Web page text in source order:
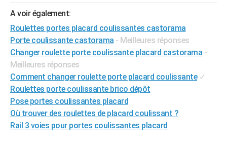
Destinations
City break
Voyage nature
Voyage de noces
Forum
Climat
+PHOTO
GUIDES D'ACHAT
BONS PLANS
CARTE DE VOEUX
Carte de Noël
Carte Bonne année
Carte Saint-Valentin
Carte Pâques
Carte d'anniversaire
DICTIONNAIRE
Dictionnaire
Biographies
Citations
Expressions
Proverbes
PROGRAMME TV
A voir également:
Roulettes portes placard coulissantes castorama
Porte coulissante castorama - Meilleures réponses
Changer roulette porte coulissante placard castorama -
Meilleures réponses
Comment changer roulette porte placard coulissante ✓
Roulettes porte coulissante brico dépôt
Pose portes coulissantes placard
Où trouver des roulettes de placard coulissant ?
Rail 3 voies pour portes coulissantes placard